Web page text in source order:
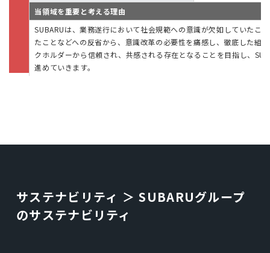
当領域を重要と考える理由
SUBARUは、業務遂行において社会規範への意識が欠如していたこ
たことなどへの反省から、意識改革の必要性を痛感し、徹底した組
クホルダーから信頼され、共感される存在となることを目指し、
進めていきます。
サステナビリティ ＞ SUBARUグループ
のサステナビリティ